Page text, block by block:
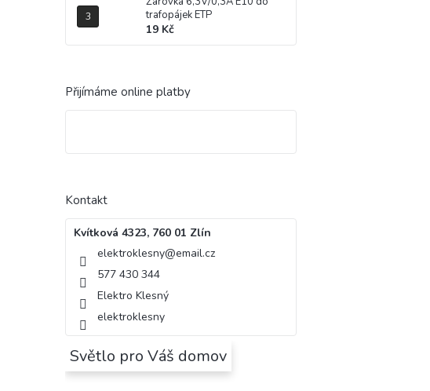
trafopájek ETP
19 Kč
Přijímáme online platby
Kontakt
Kvítková 4323, 760 01 Zlín
elektroklesny@email.cz
577 430 344
Elektro Klesný
elektroklesny
Světlo pro Váš domov